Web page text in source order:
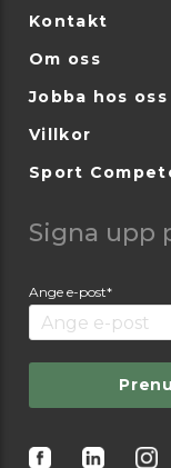
Kontakt
Om oss
Jobba hos oss
Villkor
Sport
Signa upp
Ange e-post*